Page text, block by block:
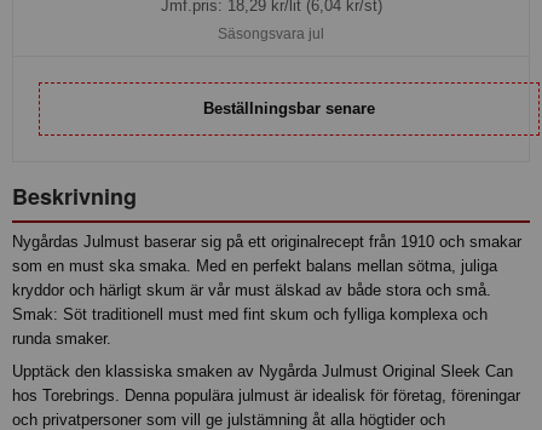
Jmf.pris: 18,29kr/lit (6,04 kr/st)
Säsongsvara jul
Beställningsbar senare
Beskrivning
Nygårdas Julmust baserar sig på ett originalrecept från 1910 och smakar
som en must ska smaka. Med en perfekt balans mellan sötma, juliga
kryddor och härligt skum är vår must älskad av både stora och små.
Smak: Söt traditionell must med fint skum och fylliga komplexa och
runda smaker.
Upptäck den klassiska smaken av Nygårda Julmust Original Sleek Can
hos Torebrings. Denna populära julmust är idealisk för företag, föreningar
och privatpersoner som vill ge julstämning åt alla högtider och